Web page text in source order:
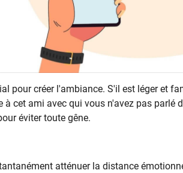
pour créer l'ambiance. S'il est léger et
à cet ami avec qui vous n'avez pas parlé
éviter toute gêne.
atténuer la distance